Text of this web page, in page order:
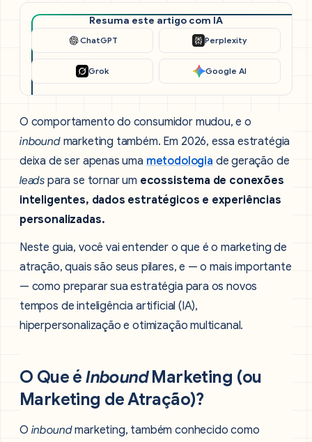
Resuma este artigo com IA
ChatGPT Perplexity
Grok Google AI
O comportamento do consumidor mudou, e o
inbound marketing também. Em 2026, essa estratégia
deixa de ser apenas uma metodologia de geração de
leads para se tornar um ecossistema de conexões
inteligentes, dados estratégicos e experiências
personalizadas.
Neste guia, você vai entender o que é o marketing de
atração, quais são seus pilares, e — o mais importante
— como preparar sua estratégia para os novos
tempos de inteligência artificial (IA),
hiperpersonalização e otimização multicanal.
O Que éInboundMarketing (ou
Marketing de Atração)?
O inboundmarketing, também conhecido como